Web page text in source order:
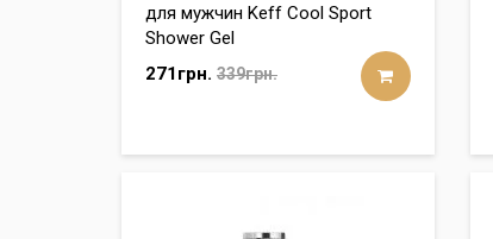
для мужчин Keff Cool Sport
Shower Gel
271грн. 339грн.